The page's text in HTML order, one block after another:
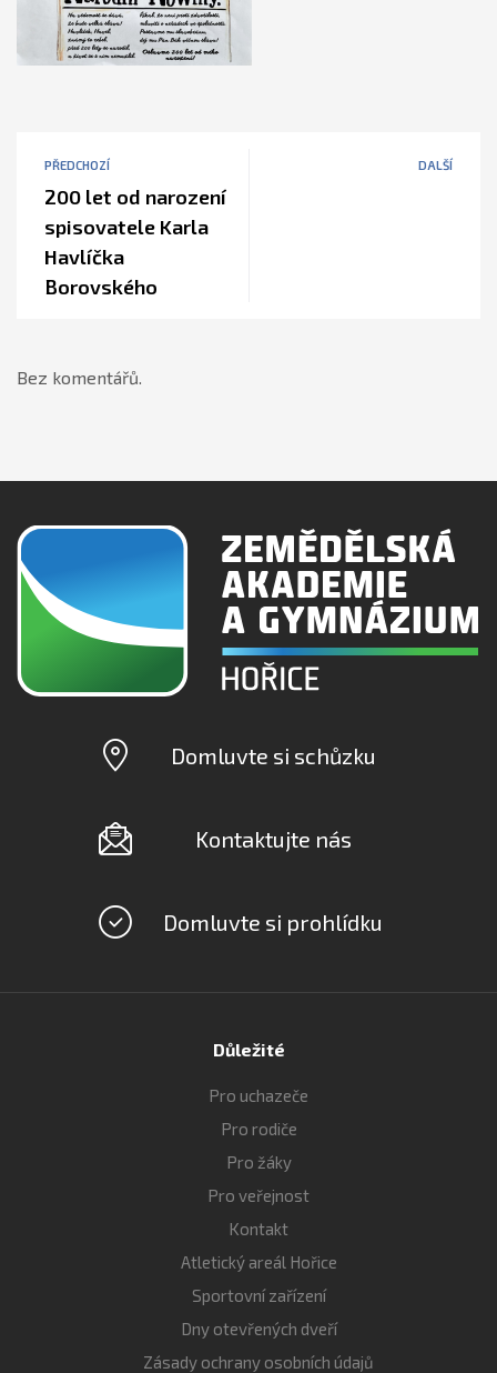
PŘEDCHOZÍ
200 let od narození
spisovatele Karla
Havlíčka
Borovského
DALŠÍ
Bez komentářů.
Domluvte si schůzku
Kontaktujte nás
Domluvte si prohlídku
Důležité
Pro uchazeče
Pro rodiče
Pro žáky
Pro veřejnost
Kontakt
Atletický areál Hořice
Sportovní zařízení
Dny otevřených dveří
Zásady ochrany osobních údajů